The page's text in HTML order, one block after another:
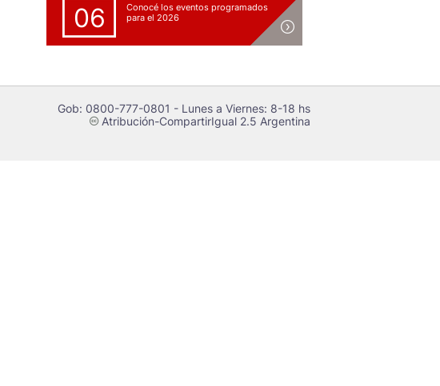
06
Conocé los eventos programados
para el 2026
Gob: 0800-777-0801 - Lunes a Viernes: 8-18 hs
cAtribución-CompartirIgual 2.5 Argentina